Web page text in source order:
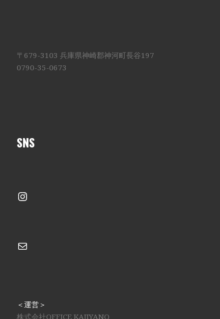
〒679-3103 兵庫県神崎郡神河町長谷197
0790-35-0673
SNS
Instagram
メール
＜運営＞
株式会社OFFICE KAJIYANO